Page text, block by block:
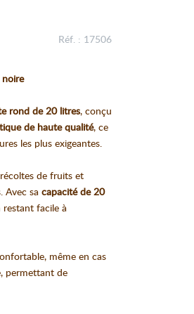
Réf. : 17506
noire
rond de 20 litres, conçu
de haute qualité, ce
les plus exigeantes.
de fruits et
Avec sa capacité de 20
facile à
même en cas
permettant de